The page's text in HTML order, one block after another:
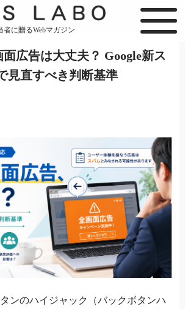
者に贈るWebマガジン
面広告は大丈夫？ Google新ス
見直すべき判断基準
ンのハイジャック（バックボタンハ